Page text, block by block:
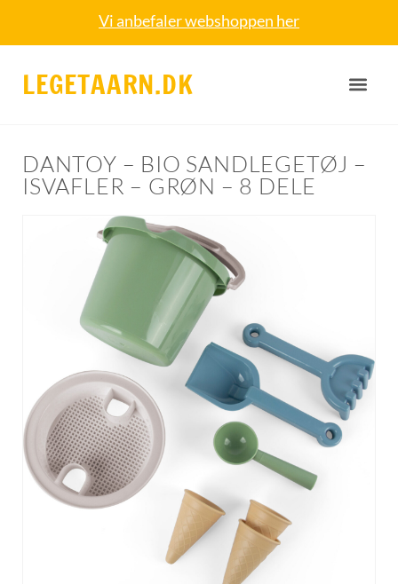
Vi anbefaler webshoppen her
LEGETAARN.DK
DANTOY – BIO SANDLEGETØJ –
ISVAFLER – GRØN – 8 DELE